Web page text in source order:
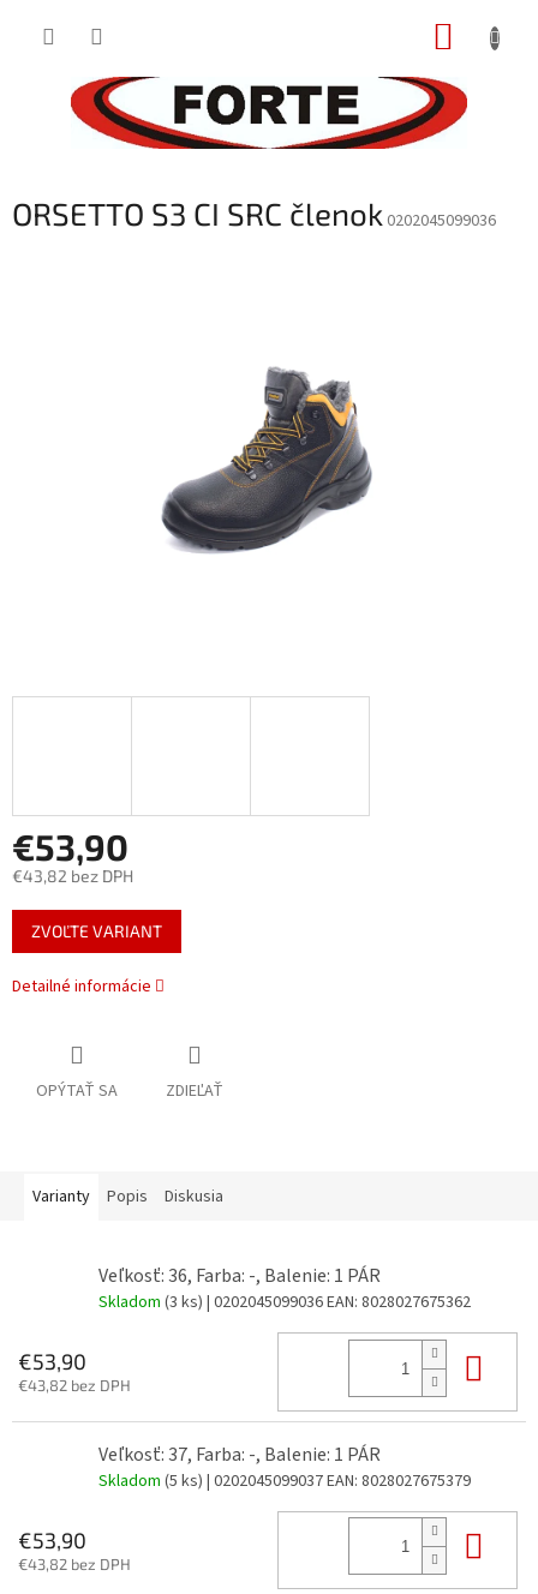
ORSETTO S3 CI SRC členok 0202045099036
€53,90
€43,82 bez DPH
Jednotková
cena:
ZVOĽTE VARIANT
Detailné informácie
OPÝTAŤ SA ZDIEĽAŤ
Varianty Popis Diskusia
Veľkosť: 36, Farba: -, Balenie: 1 PÁR
Skladom (3 ks) | 0202045099036EAN: 8028027675362
€53,90
€43,82 bez DPH
Veľkosť: 37, Farba: -, Balenie: 1 PÁR
Skladom (5 ks) | 0202045099037EAN: 8028027675379
€53,90
€43,82 bez DPH